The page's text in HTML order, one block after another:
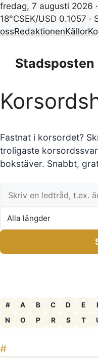
fredag, 7 augusti 2026 ·
18°CSEK/USD 0.1057 ·
ossRedaktionenKällor
innehållStadsposten
Fastnat i korsordet?
troligaste
bokstäver. Snabbt,
# A B C D E
N
O P R S T
#